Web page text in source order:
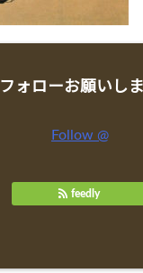
ォローお願いし
Follow @
feedly